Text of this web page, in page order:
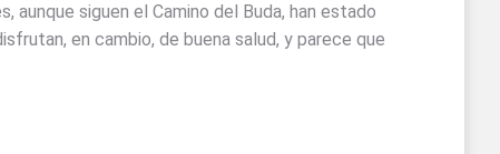
aunque siguen el Camino del Buda, han estado
en cambio, de buena salud, y parece que